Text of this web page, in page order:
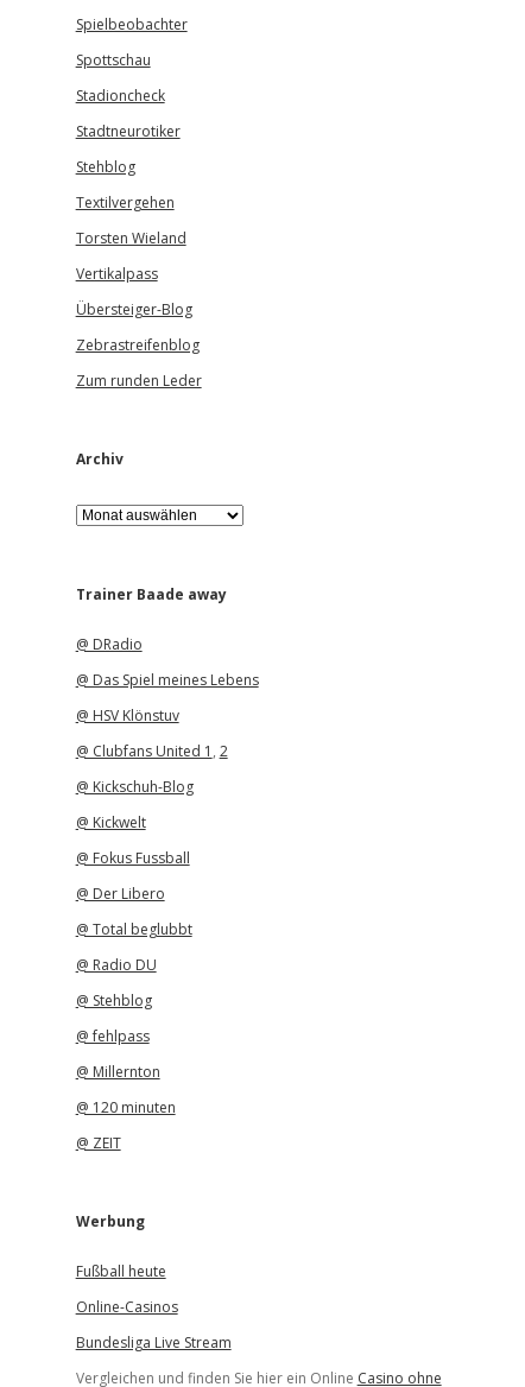
Spielbeobachter
Spottschau
Stadioncheck
Stadtneurotiker
Stehblog
Textilvergehen
Torsten Wieland
Vertikalpass
Übersteiger-Blog
Zebrastreifenblog
Zum runden Leder
Archiv
A
r
iTrainer Baade away
@ DRadio
@ Das Spiel meines Lebens
@ HSV Klönstuv
@ Clubfans United 1 , 2
@ Kickschuh-Blog
@ Kickwelt
@ Fokus Fussball
@ Der Libero
@ Total beglubbt
@ Radio DU
@ Stehblog
@ fehlpass
@ Millernton
@ 120 minuten
@ ZEIT
Werbung
Fußball heute
Online-Casinos
Bundesliga Live Stream
Vergleichen und finden Sie hier ein Online Casino ohne